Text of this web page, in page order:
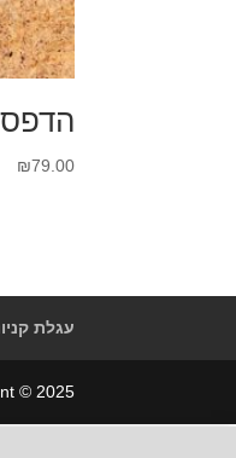
הדפסת
₪79.00
עגלת
© 2025